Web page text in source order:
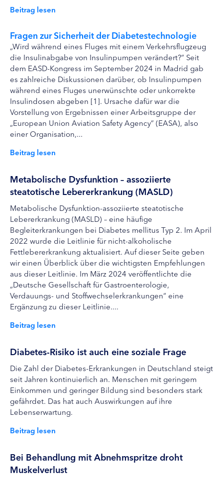
Beitrag lesen
Fragen zur Sicherheit der Diabetestechnologie
„Wird während eines Fluges mit einem Verkehrsflugzeug
die Insulinabgabe von Insulinpumpen verändert?“ Seit
dem EASD-Kongress im September 2024 in Madrid gab
es zahlreiche Diskussionen darüber, ob Insulinpumpen
während eines Fluges unerwünschte oder unkorrekte
Insulindosen abgeben [1]. Ursache dafür war die
Vorstellung von Ergebnissen einer Arbeitsgruppe der
„European Union Aviation Safety Agency“ (EASA), also
einer Organisation,...
Beitrag lesen
Metabolische Dysfunktion – assoziierte
steatotische Lebererkrankung (MASLD)
Metabolische Dysfunktion-assoziierte steatotische
Lebererkrankung (MASLD) – eine häufige
Begleiterkrankungen bei Diabetes mellitus Typ 2. Im April
2022 wurde die Leitlinie für nicht-alkoholische
Fettlebererkrankung aktualisiert. Auf dieser Seite geben
wir einen Überblick über die wichtigsten Empfehlungen
aus dieser Leitlinie. Im März 2024 veröffentlichte die
„Deutsche Gesellschaft für Gastroenterologie,
Verdauungs- und Stoffwechselerkrankungen“ eine
Ergänzung zu dieser Leitlinie....
Beitrag lesen
Diabetes-Risiko ist auch eine soziale Frage
Die Zahl der Diabetes-Erkrankungen in Deutschland steigt
seit Jahren kontinuierlich an. Menschen mit geringem
Einkommen und geringer Bildung sind besonders stark
gefährdet. Das hat auch Auswirkungen auf ihre
Lebenserwartung.
Beitrag lesen
Bei Behandlung mit Abnehmspritze droht
Muskelverlust